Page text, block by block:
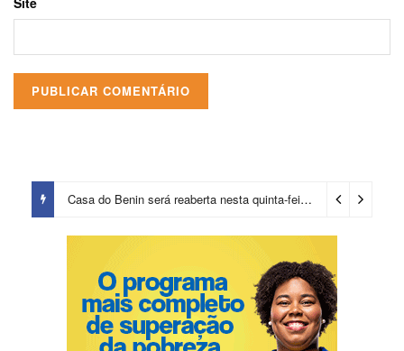
Casa do Benin será reaberta nesta quinta-feira (6) 2 dias ago